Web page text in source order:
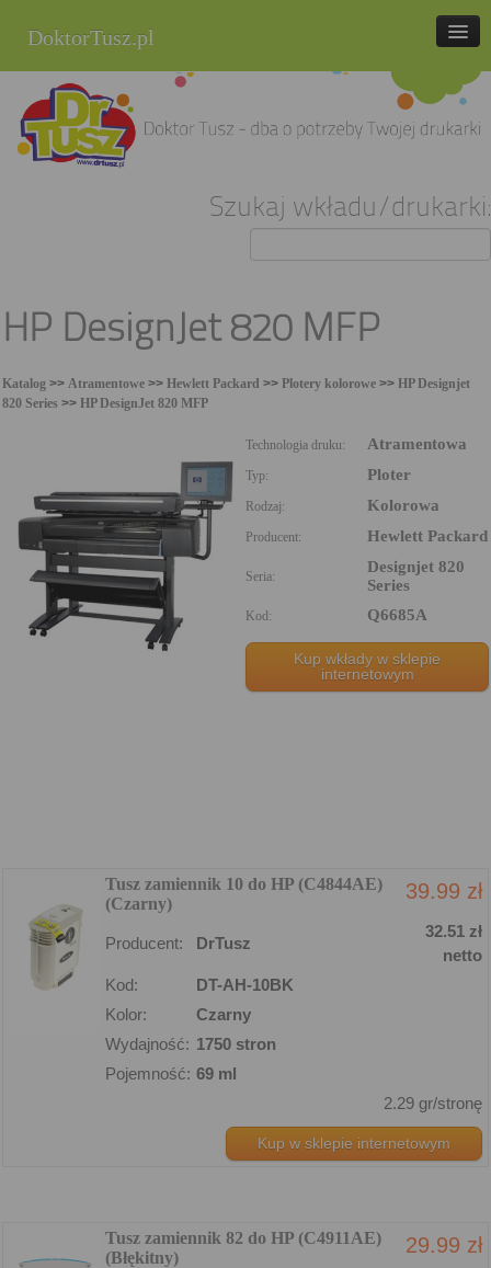
DoktorTusz.pl
tel. 857 337 337
Strona główna
Sklep internetowy
Szukaj wkładu/drukarki:
HP DesignJet 820 MFP
Katalog >> Atramentowe >> Hewlett Packard >> Plotery kolorowe >> HP Designjet
820 Series >> HP DesignJet 820 MFP
Technologia druku: Atramentowa
Typ: Ploter
Rodzaj: Kolorowa
Producent: Hewlett Packard
Seria:
Designjet 820
Series
Kod: Q6685A
Kup wkłady w sklepie
internetowym
Tusz zamiennik 10 do HP (C4844AE)
(Czarny)
39.99 zł
Producent: DrTusz
32.51 zł
netto
Kod:
DT-AH-10BK
Kolor:
Czarny
Wydajność: 1750 stron
Pojemność: 69 ml
2.29 gr/stronę
Kup w sklepie internetowym
Tusz zamiennik 82 do HP (C4911AE)
(Błękitny)
29.99 zł